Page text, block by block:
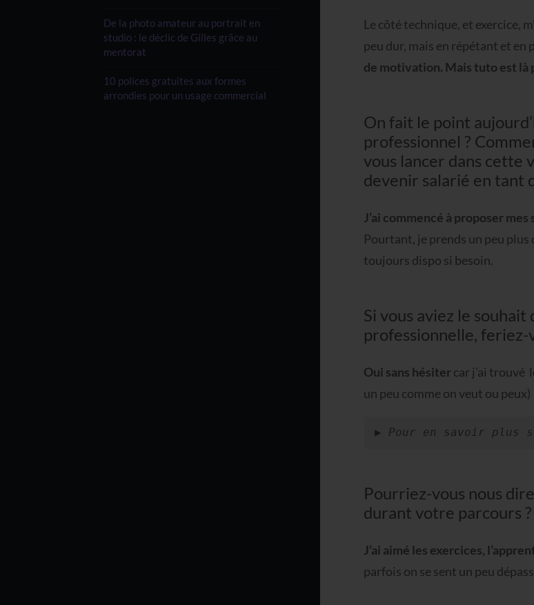
De la photo amateur au portrait en
studio : le déclic de Gilles grâce au
mentorat
10 polices gratuites aux formes
arrondies pour un usage commercial
Le côté technique, et exercice,
peu dur, mais en répétant et en
de motivation. Mais tuto est là
On fait le point
professionnel ?
vous lancer dans cette
devenir salarié en tant
J’ai commencé à proposer
Pourtant, je prends un peu plus
toujours dispo si besoin.
Si vous aviez le
professionnelle, feriez-
Oui sans hésitercar j’ai trouvé
un peu comme on veut ou peux)
▶️ Pour en savoir plus
Pourriez-vous nous
durant votre parcours ?
J’ai aimé les exercices,
parfois on se sent un peu